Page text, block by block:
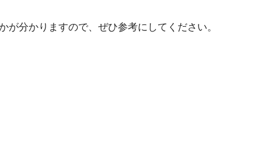
が分かりますので、ぜひ参考にしてください。